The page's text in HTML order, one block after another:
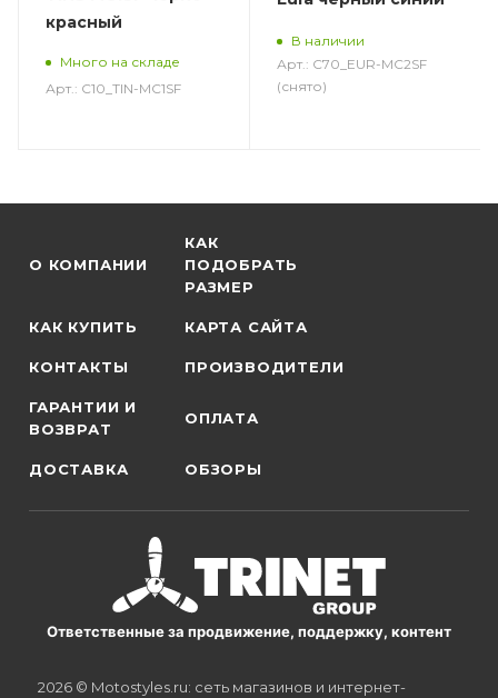
красный
Много на складе
Арт.: C10_TIN-MC1SF
В наличии
Арт.: C70_EUR-MC2SF
(снято)
О КОМПАНИИ
КАК
ПОДОБРАТЬ
РАЗМЕР
КАК КУПИТЬ КАРТА САЙТА
КОНТАКТЫ ПРОИЗВОДИТЕЛИ
ГАРАНТИИ И
ВОЗВРАТ
ОПЛАТА
ДОСТАВКА ОБЗОРЫ
Ответственные за продвижение, поддержку, контент
2026 © Motostyles.ru: сеть магазинов и интернет-